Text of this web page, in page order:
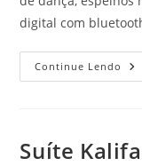
digital com
Continue Lendo
Suíte Kalifa